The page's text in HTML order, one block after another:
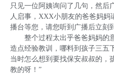
只见一位阿姨询问了几句，然后
人启事，XXX小朋友的爸爸妈妈
播台等您，请您听到广播后立
整个过程太出乎爸爸妈妈的意
造点经验教训，哪料到孩子三五
当时怎么想到要找保安叔叔的，
教的呀！”